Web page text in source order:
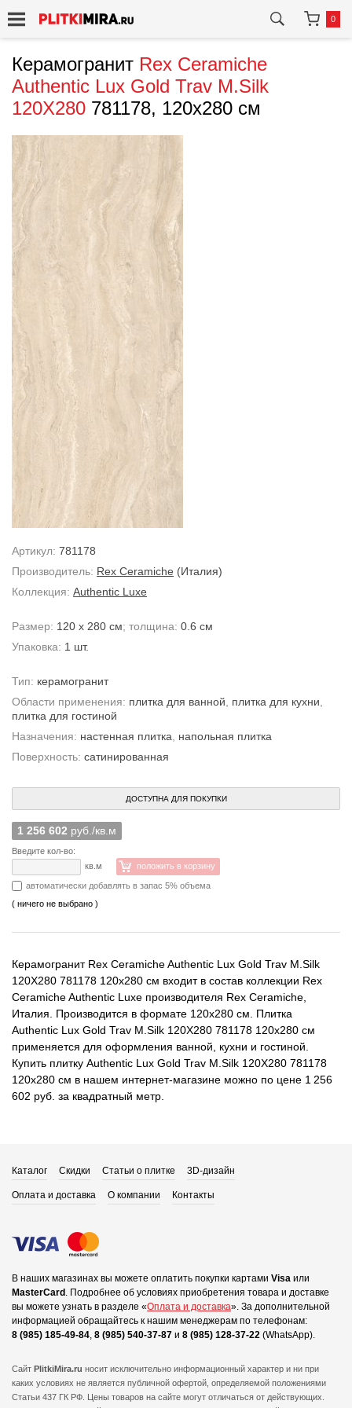
0
Керамогранит Rex Ceramiche
Authentic Lux Gold Trav M.Silk
120X280 781178, 120x280 см
Артикул: 781178
Производитель: Rex Ceramiche (Италия)
Коллекция: Authentic Luxe
Размер: 120 x 280 см; толщина: 0.6 см
Упаковка: 1 шт.
Тип: керамогранит
Области применения: плитка для ванной плитка для кухни
плитка для гостиной
Назначения: настенная плитка
напольная плитка
Поверхность: сатинированная
ДОСТУПНА ДЛЯ ПОКУПКИ
1 256 602 руб./кв.м
Введите кол-во:
кв.м
положить в корзину
автоматически добавлять в запас 5% объема
( ничего не выбрано )
Керамогранит Rex Ceramiche Authentic Lux Gold Trav M.Silk
120X280 781178 120x280 см входит в состав коллекции Rex
Ceramiche Authentic Luxe производителя Rex Ceramiche,
Италия. Производится в формате 120x280 см. Плитка
Authentic Lux Gold Trav M.Silk 120X280 781178 120x280 см
применяется для оформления ванной, кухни и гостиной.
Купить плитку Authentic Lux Gold Trav M.Silk 120X280 781178
120x280 см в нашем интернет-магазине можно по цене 1 256
602 руб. за квадратный метр.
Каталог Скидки Статьи о плитке 3D-дизайн
Оплата и доставка О компании Контакты
В наших магазинах вы можете оплатить покупки картами Visa или
MasterCard . Подробнее об условиях приобретения товара и доставке
вы можете узнать в разделе «Оплата и доставка». За дополнительной
информацией обращайтесь к нашим менеджерам по телефонам:
8 (985) 185-49-84, 8 (985) 540-37-87 и 8 (985) 128-37-22 (WhatsApp).
Сайт PlitkiMira.ru носит исключительно информационный характер и ни при
каких условиях не является публичной офертой, определяемой положениями
Статьи 437 ГК РФ. Цены товаров на сайте могут отличаться от действующих.